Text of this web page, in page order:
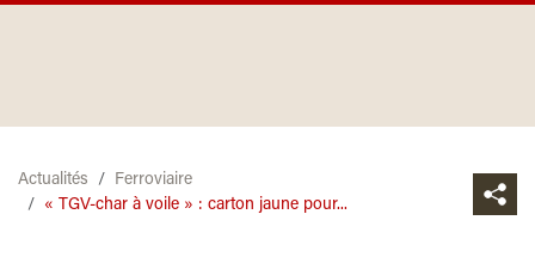
Actualités
Ferroviaire
« TGV-char à voile » : carton jaune pour...